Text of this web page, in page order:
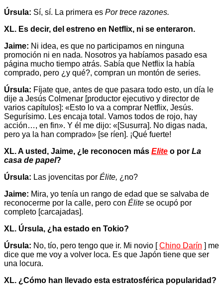
Úrsula: Sí, sí. La primera es Por trece razones.
XL. Es decir, del estreno en Netflix, ni se enteraron.
Jaime: Ni idea, es que no participamos en ninguna
promoción ni en nada. Nosotros ya habíamos pasado esa
página mucho tiempo atrás. Sabía que Netflix la había
comprado, pero ¿y qué?, compran un montón de series.
Úrsula: Fíjate que, antes de que pasara todo esto, un día le
dije a Jesús Colmenar [productor ejecutivo y director de
varios capítulos]: «Esto lo va a comprar Netflix, Jesús.
Segurísimo. Les encaja total. Vamos todos de rojo, hay
acción…, en fin». Y él me dijo: «[Susurra]. No digas nada,
pero ya la han comprado» [se ríen]. ¡Qué fuerte!
XL. A usted, Jaime, ¿le reconocen más Elite o por La
casa de papel?
Úrsula: Las jovencitas por Élite, ¿no?
Jaime: Mira, yo tenía un rango de edad que se salvaba de
reconocerme por la calle, pero con Élite se ocupó por
completo [carcajadas].
XL. Úrsula, ¿ha estado en Tokio?
Úrsula: No, tío, pero tengo que ir. Mi novio [Chino Darín ] me
dice que me voy a volver loca. Es que Japón tiene que ser
una locura.
XL. ¿Cómo han llevado esta estratosférica popularidad?